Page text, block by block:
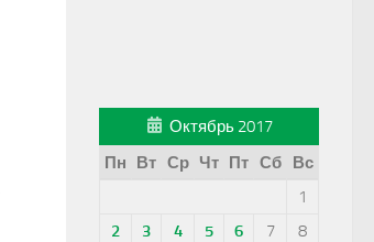
Октябрь 2017
Пн
Вт Ср Чт Пт Сб
Вс
1
2
3 4 5 6 7
8